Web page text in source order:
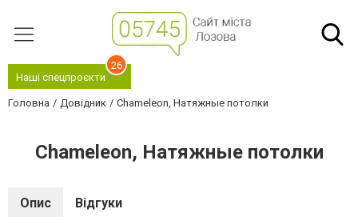
Наші спецпроєкти
26
Головна Довідник Chameleon, Натяжные потолки
Chameleon, Натяжные потолки
Опис Відгуки